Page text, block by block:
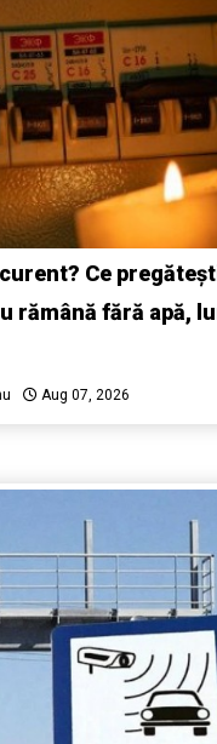
Ce
rămână fără apă,
Aug 07, 2026